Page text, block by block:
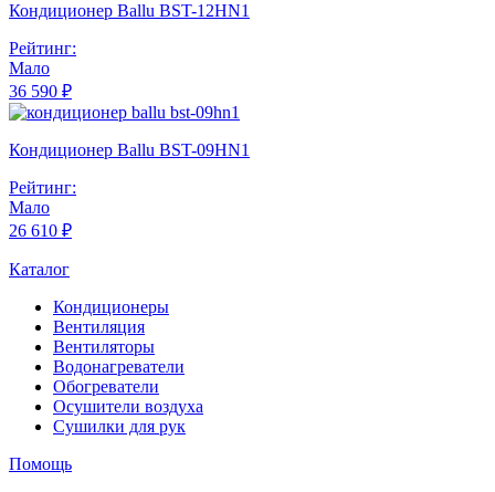
Кондиционер Ballu BST-12HN1
Рейтинг:
Мало
36 590 ₽
Кондиционер Ballu BST-09HN1
Рейтинг:
Мало
26 610 ₽
Каталог
Кондиционеры
Вентиляция
Вентиляторы
Водонагреватели
Обогреватели
Осушители воздуха
Сушилки для рук
Помощь